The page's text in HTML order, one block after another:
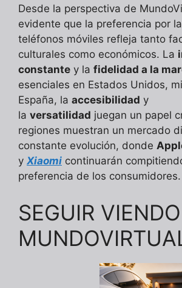
Desde la perspectiva de
evidente que la preferencia por
teléfonos móviles refleja tanto
culturales como económicos. La
constante y la fidelidad a la
esenciales en Estados Unidos,
España, la accesibilidad y
la versatilidad juegan un papel
regiones muestran un mercado
constante evolución, donde
y Xiaomi continuarán
preferencia de los consumidores.
SEGUIR